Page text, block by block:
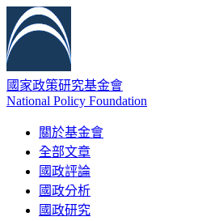
國家政策研究基金會
National Policy Foundation
關於基金會
全部文章
國政評論
國政分析
國政研究